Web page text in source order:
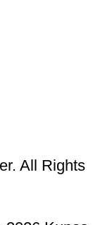
All Rights